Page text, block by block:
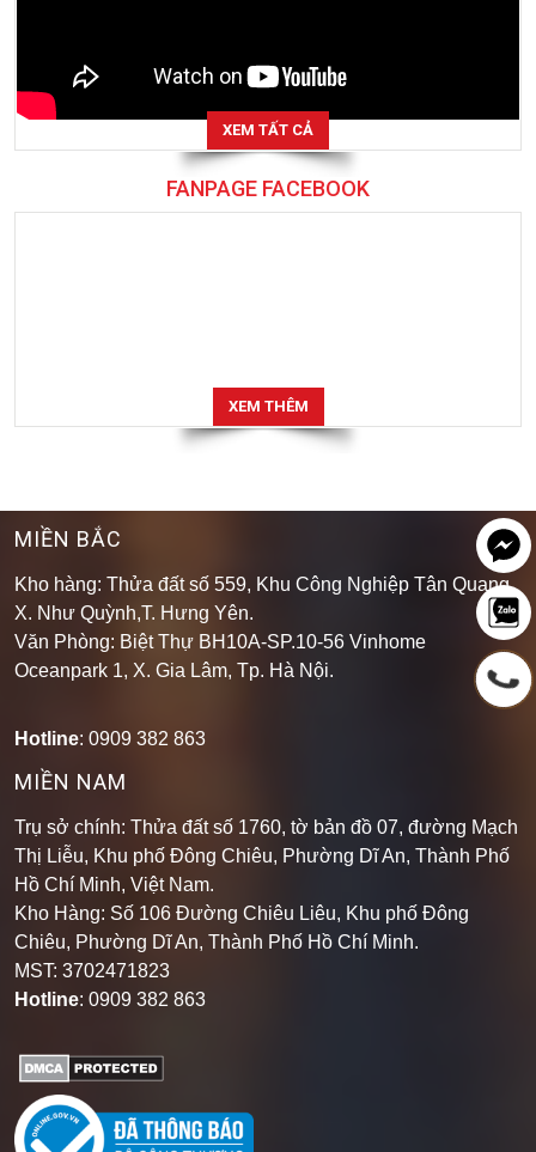
XEM TẤT CẢ
FANPAGE FACEBOOK
XEM THÊM
MIỀN BẮC
Kho hàng: Thửa đất số 559, Khu Công Nghiệp Tân Quang,
X. Như Quỳnh,T. Hưng Yên.
Văn Phòng: Biệt Thự BH10A-SP.10-56 Vinhome
Oceanpark 1, X. Gia Lâm, Tp. Hà Nội.
Hotline: 0909 382 863
MIỀN NAM
Trụ sở chính: Thửa đất số 1760, tờ bản đồ 07, đường Mạch
Thị Liễu, Khu phố Đông Chiêu, Phường Dĩ An, Thành Phố
Hồ Chí Minh, Việt Nam.
Kho Hàng: Số 106 Đường Chiêu Liêu, Khu phố Đông
Chiêu, Phường Dĩ An, Thành Phố Hồ Chí Minh.
MST: 3702471823
Hotline: 0909 382 863